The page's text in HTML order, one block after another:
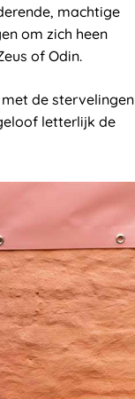
machtige
om zich heen
of Odin.
de stervelingen
letterlijk de